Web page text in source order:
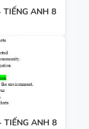
ANH 8
TIẾNG ANH 8